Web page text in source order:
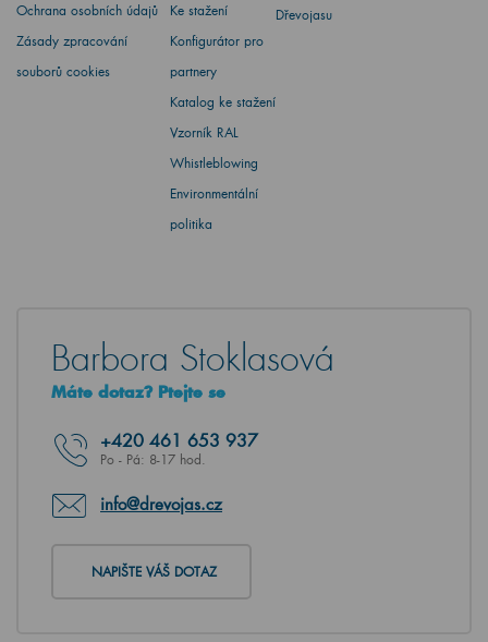
Ochrana osobních údajů
Zásady zpracování
souborů cookies
Ke stažení
Konfigurátor pro
partnery
Katalog ke stažení
Vzorník RAL
Whistleblowing
Environmentální
politika
Dřevojasu
Barbora Stoklasová
Máte dotaz? Ptejte se
+420 461 653 937
Po - Pá: 8-17 hod.
info@drevojas.cz
NAPIŠTE VÁŠ DOTAZ